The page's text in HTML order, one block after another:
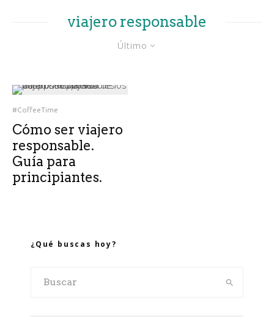
viajero responsable
Último
#CoffeeTime
Cómo ser viajero
responsable.
Guía para
principiantes.
¿Qué buscas hoy?